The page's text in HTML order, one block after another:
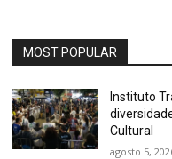
MOST POPULAR
Instituto
Cultural
agosto 5,